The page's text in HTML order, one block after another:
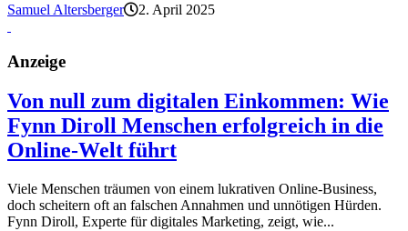
Samuel Altersberger
2. April 2025
Anzeige
Von null zum digitalen Einkommen: Wie
Fynn Diroll Menschen erfolgreich in die
Online-Welt führt
Viele Menschen träumen von einem lukrativen Online-Business,
doch scheitern oft an falschen Annahmen und unnötigen Hürden.
Fynn Diroll, Experte für digitales Marketing, zeigt, wie...